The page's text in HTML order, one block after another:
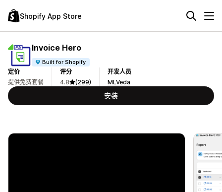
Shopify App Store
Invoice Hero
Built for Shopify
定价
提供免费套餐
评分
4.8
(299)
开发人员
MLVeda
安装